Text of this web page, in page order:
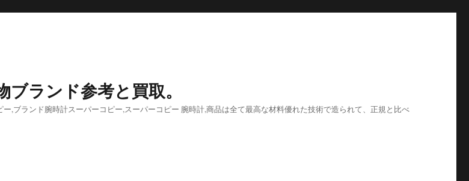
ランド参考と買取。
,ブランド腕時計スーパーコピー,スーパーコピー 腕時計,商品は全て最高な材料優れた技術で造られて、正規と比べ